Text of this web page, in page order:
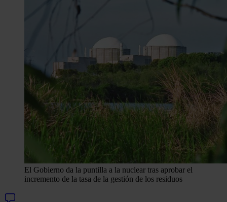
El Gobierno da la puntilla a la nuclear tras aprobar el
incremento de la tasa de la gestión de los residuos